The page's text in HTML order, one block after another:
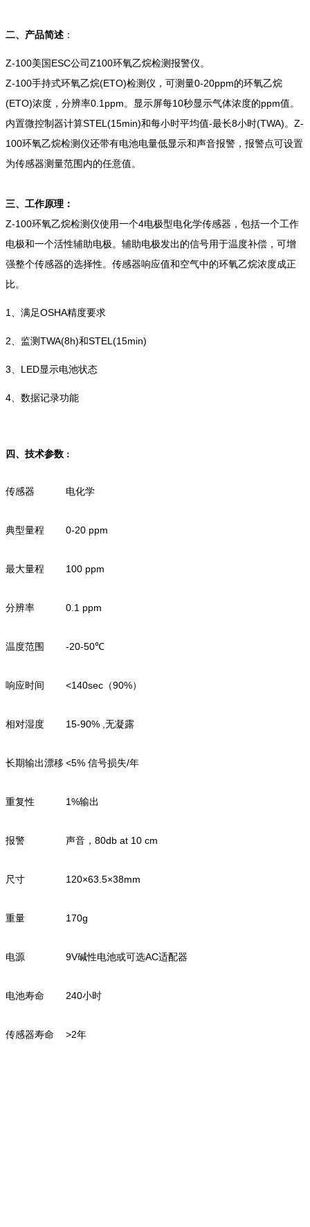
二、产品简述 ：
Z-100美国ESC公司Z100环氧乙烷检测报警仪。
Z-100手持式环氧乙烷(ETO)检测仪，可测量0-20ppm的环氧乙烷
(ETO)浓度，分辨率0.1ppm。显示屏每10秒显示气体浓度的ppm值。
内置微控制器计算STEL(15min)和每小时平均值-最长8小时(TWA)。Z-
100环氧乙烷检测仪还带有电池电量低显示和声音报警，报警点可设置
为传感器测量范围内的任意值。
三、工作原理：
Z-100环氧乙烷检测仪使用一个4电极型电化学传感器，包括一个工作
电极和一个活性辅助电极。辅助电极发出的信号用于温度补偿，可增
强整个传感器的选择性。传感器响应值和空气中的环氧乙烷浓度成正
比。
1、满足OSHA精度要求
2、监测TWA(8h)和STEL(15min)
3、LED显示电池状态
4、数据记录功能
四、技术参数 ：
传感器 电化学
典型量程 0-20 ppm
最大量程 100 ppm
分辨率 0.1 ppm
温度范围 -20-50℃
响应时间 <140sec（90%）
相对湿度 15-90% ,无凝露
长期输出漂移 <5% 信号损失/年
重复性 1%输出
报警 声音，80db at 10 cm
尺寸 120×63.5×38mm
重量 170g
电源 9V碱性电池或可选AC适配器
电池寿命 240小时
传感器寿命 >2年